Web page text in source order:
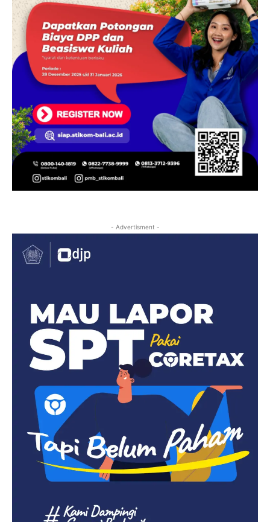
- Advertisment -